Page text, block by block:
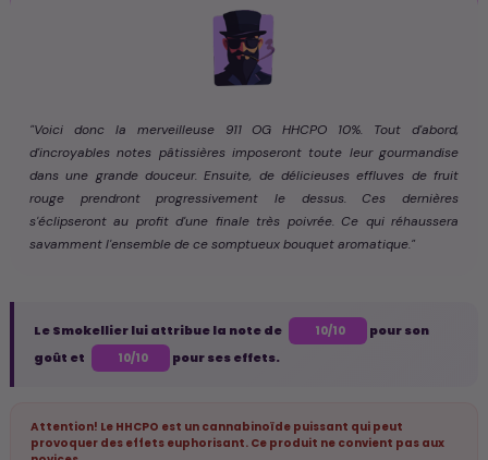
"Voici donc la merveilleuse 911 OG HHCPO 10%. Tout d'abord,
d'incroyables notes pâtissières imposeront toute leur gourmandise
dans une grande douceur. Ensuite, de délicieuses effluves de fruit
rouge prendront progressivement le dessus. Ces dernières
s'éclipseront au profit d'une finale très poivrée. Ce qui réhaussera
savamment l'ensemble de ce somptueux bouquet aromatique."
Le Smokellier lui attribue la note de 10/10
pour son
goût et
10/10 pour ses effets.
Attention! Le HHCPO est un cannabinoïde puissant qui peut
provoquer des effets euphorisant. Ce produit ne convient pas aux